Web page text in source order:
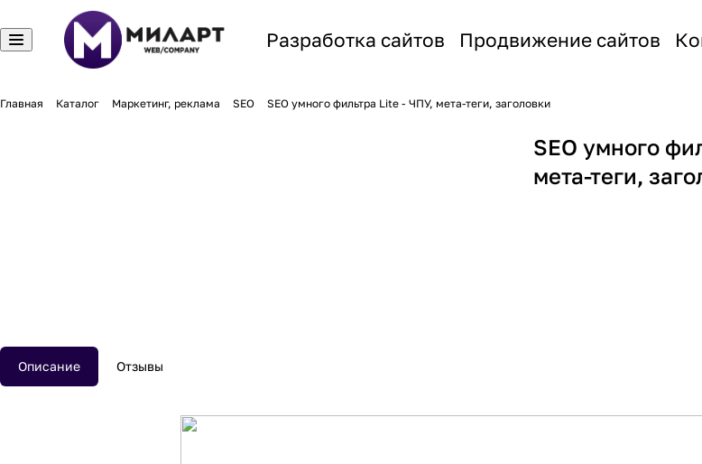
Разработка сайтов Продвижение сайтов
Главная Каталог Маркетинг, реклама SEO SEO умного фильтра Lite - ЧПУ, мета-теги, заголовки
SEO умного
мета-теги,
Описание Отзывы